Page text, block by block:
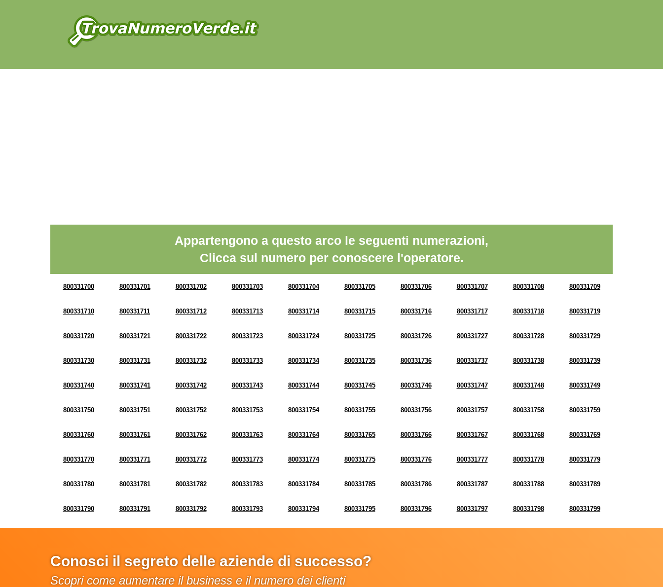
Appartengono a questo arco le seguenti numerazioni,
Clicca sul numero per conoscere l'operatore.
800331700 800331701 800331702 800331703 800331704 800331705 800331706 800331707 800331708 800331709
800331710 800331711 800331712 800331713 800331714 800331715 800331716 800331717 800331718 800331719
800331720 800331721 800331722 800331723 800331724 800331725 800331726 800331727 800331728 800331729
800331730 800331731 800331732 800331733 800331734 800331735 800331736 800331737 800331738 800331739
800331740 800331741 800331742 800331743 800331744 800331745 800331746 800331747 800331748 800331749
800331750 800331751 800331752 800331753 800331754 800331755 800331756 800331757 800331758 800331759
800331760 800331761 800331762 800331763 800331764 800331765 800331766 800331767 800331768 800331769
800331770 800331771 800331772 800331773 800331774 800331775 800331776 800331777 800331778 800331779
800331780 800331781 800331782 800331783 800331784 800331785 800331786 800331787 800331788 800331789
800331790 800331791 800331792 800331793 800331794 800331795 800331796 800331797 800331798 800331799
Conosci il segreto delle aziende di successo?
Scopri come aumentare il business e il numero dei clienti